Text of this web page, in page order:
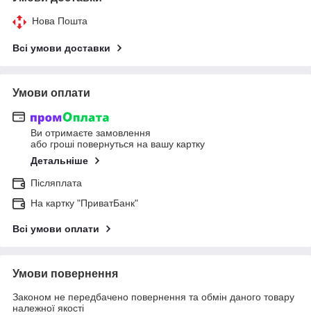
Нова Пошта
Всі умови доставки
Умови оплати
Ви отримаєте замовлення
або гроші повернуться на вашу картку
Детальніше
Післяплата
На картку "ПриватБанк"
Всі умови оплати
Умови повернення
Законом не передбачено повернення та обмін даного товару
належної якості